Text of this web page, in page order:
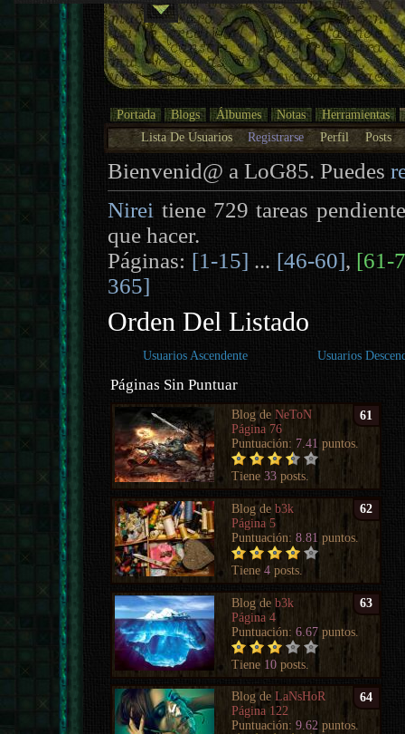
Portada Blogs Álbumes Notas
Herramientas
Lista De Usuarios
Registrarse Perfil Posts
Bienvenid@ a LoG85. Puedes
Nirei tiene 729 tareas
que hacer.
Páginas: [1-15] ... [46-60], [61-
365]
Orden Del Listado
Usuarios Ascendente Usuarios
Páginas Sin Puntuar
61
Blog deNeToN
Página 76
Puntuación: 7.41 puntos.
Tiene33 posts.
62
Blog deb3k
Página 5
Puntuación:8.81 puntos.
Tiene4 posts.
63
Blog deb3k
Página 4
Puntuación:6.67 puntos.
Tiene 10 posts.
64
Blog deLaNsHoR
Página 122
Puntuación:9.62 puntos.